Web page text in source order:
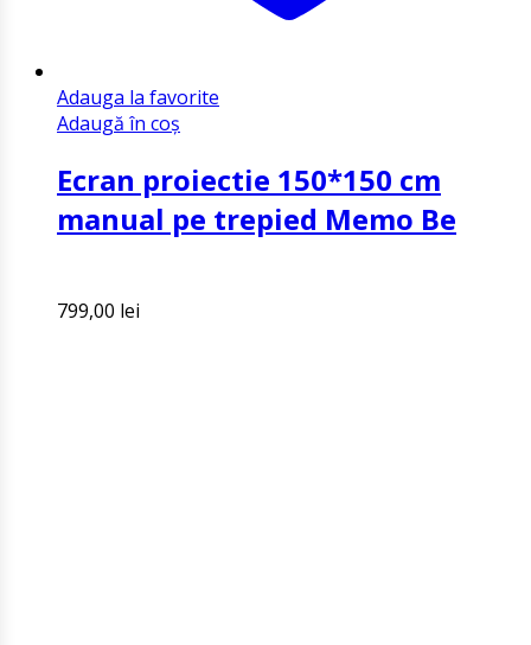
Adauga la favorite
Adaugă în coș
Ecran proiectie 150*150 cm
manual pe trepied Memo Be
799,00 lei